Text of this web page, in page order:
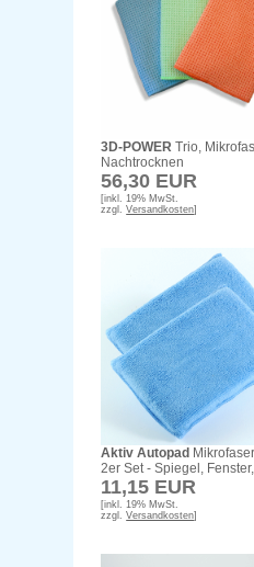
3D-POWER Trio,
Nachtrocknen
56,30 EUR
[inkl. 19% MwSt.
zzgl.Versandkosten]
Aktiv Autopad
2er Set - Spiegel,
11,15 EUR
[inkl. 19% MwSt.
zzgl.Versandkosten]